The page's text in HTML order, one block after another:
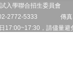
入學聯合招生委員會
02-2772-5333 傳
17:00~17:30，請儘量